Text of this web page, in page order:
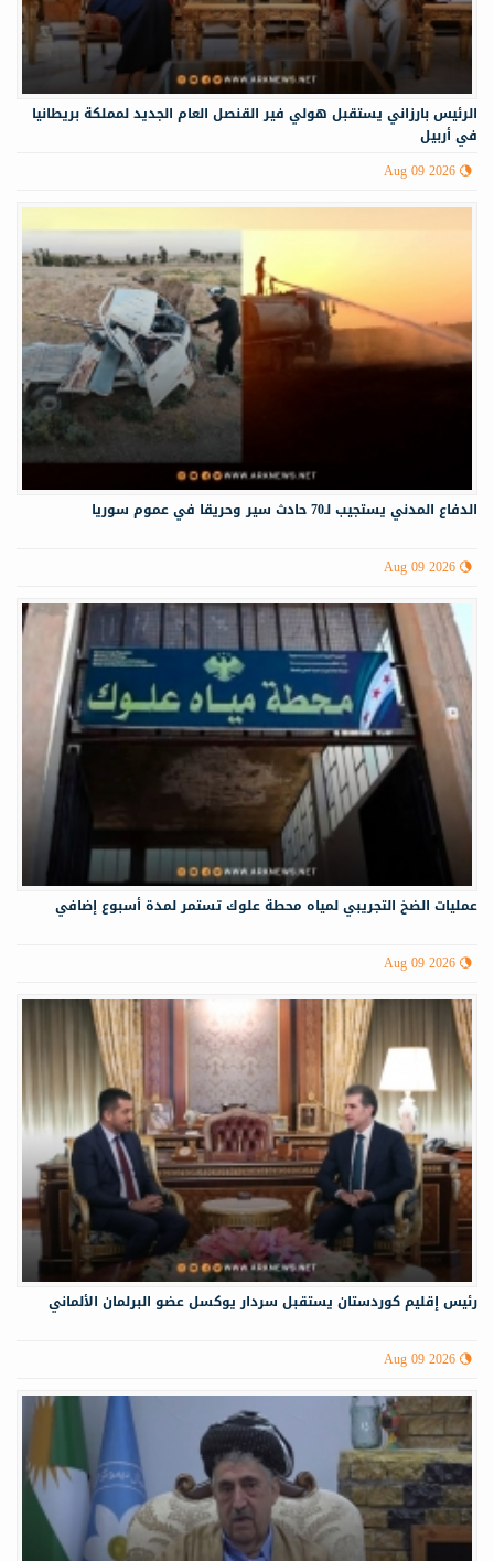
الرئيس بارزاني يستقبل هولي فير القنصل العام الجديد لمملكة بريطانيا
في أربيل
Aug 09 2026
الدفاع المدني يستجيب لـ70 حادث سير وحريقا في عموم سوريا
Aug 09 2026
عمليات الضخ التجريبي لمياه ‏محطة علوك تستمر لمدة أسبوع إضافي
Aug 09 2026
رئيس إقليم كوردستان يستقبل سردار يوكسل عضو البرلمان الألماني
Aug 09 2026